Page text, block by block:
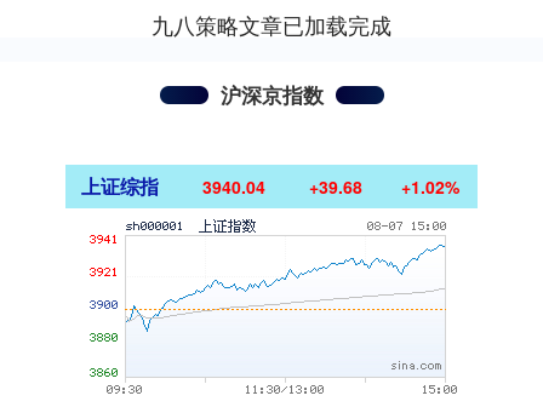
九八策略文章已加载完成
沪深京指数
上证综指 3940.04 +39.68 +1.02%